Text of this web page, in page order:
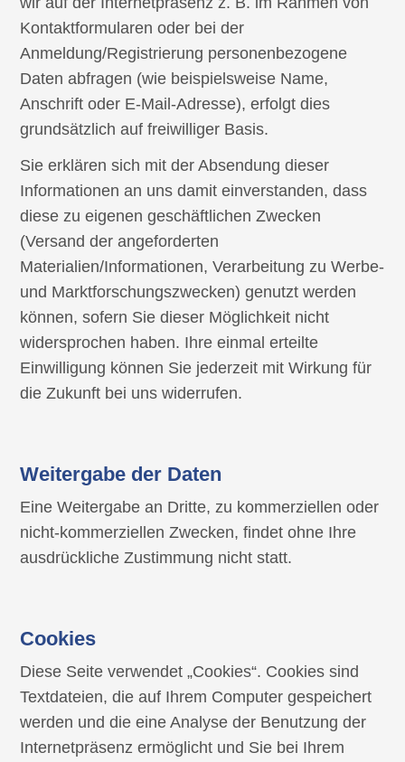
Kontaktformularen oder bei der
Anmeldung/Registrierung personenbezogene
Daten abfragen (wie beispielsweise Name,
Anschrift oder E-Mail-Adresse), erfolgt dies
grundsätzlich auf freiwilliger Basis.
Sie erklären sich mit der Absendung dieser
Informationen an uns damit einverstanden, dass
diese zu eigenen geschäftlichen Zwecken
(Versand der angeforderten
Materialien/Informationen, Verarbeitung zu Werbe-
und Marktforschungszwecken) genutzt werden
können, sofern Sie dieser Möglichkeit nicht
widersprochen haben. Ihre einmal erteilte
Einwilligung können Sie jederzeit mit Wirkung für
die Zukunft bei uns widerrufen.
Weitergabe der Daten
Eine Weitergabe an Dritte, zu kommerziellen oder
nicht-kommerziellen Zwecken, findet ohne Ihre
ausdrückliche Zustimmung nicht statt.
Cookies
Diese Seite verwendet „Cookies“. Cookies sind
Textdateien, die auf Ihrem Computer gespeichert
werden und die eine Analyse der Benutzung der
Internetpräsenz ermöglicht und Sie bei Ihrem